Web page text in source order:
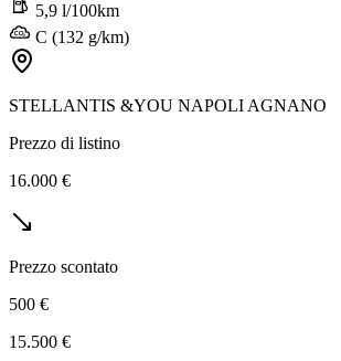
5,9 l/100km
C (132 g/km)
STELLANTIS &YOU NAPOLI AGNANO
Prezzo di listino
16.000 €
Prezzo scontato
500 €
15.500 €